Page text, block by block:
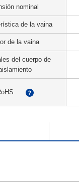
nominal
de la vaina
de la vaina
del cuerpo de
?